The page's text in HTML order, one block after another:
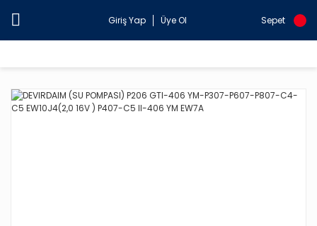
Giriş Yap Üye Ol Sepet